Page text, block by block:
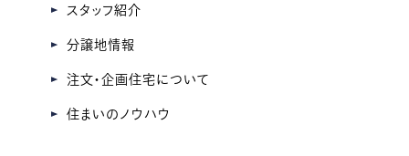
スタッフ紹介
分譲地情報
注文・企画住宅について
住まいのノウハウ